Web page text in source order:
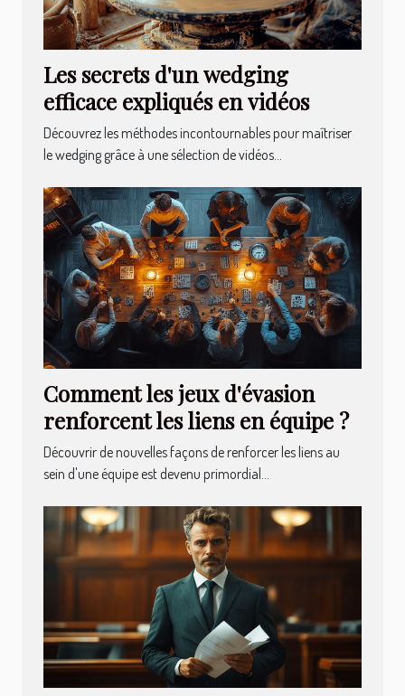
Les secrets d'un wedging
efficace expliqués en vidéos
Découvrez les méthodes incontournables pour maîtriser
le wedging grâce à une sélection de vidéos...
Comment les jeux d'évasion
renforcent les liens en équipe ?
Découvrir de nouvelles façons de renforcer les liens au
sein d'une équipe est devenu primordial...